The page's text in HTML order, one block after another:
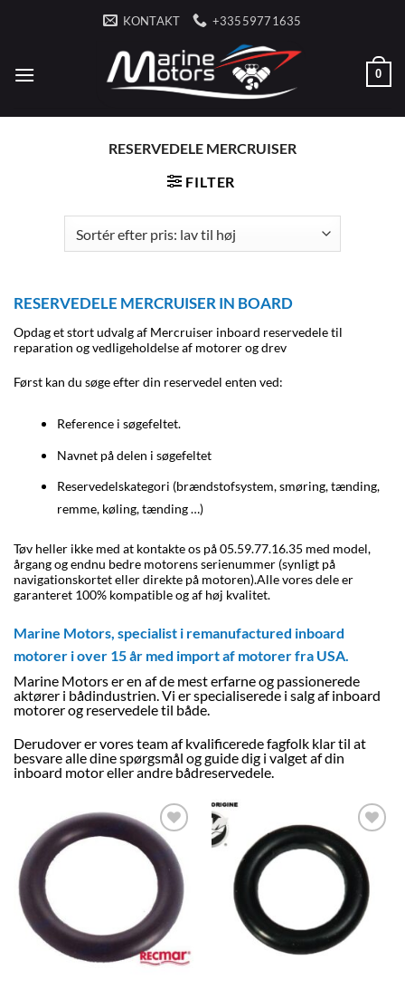
KONTAKT +33559771635
0
RESERVEDELE MERCRUISER
FILTER
RESERVEDELE MERCRUISER IN BOARD
Opdag et stort udvalg af Mercruiser inboard reservedele til
reparation og vedligeholdelse af motorer og drev
Først kan du søge efter din reservedel enten ved:
Reference i søgefeltet.
Navnet på delen i søgefeltet
Reservedelskategori (brændstofsystem, smøring, tænding,
remme, køling, tænding …)
Tøv heller ikke med at kontakte os på 05.59.77.16.35 med model,
årgang og endnu bedre motorens serienummer (synligt på
navigationskortet eller direkte på motoren).Alle vores deleer
garanteret 100% kompatible og af høj kvalitet.
Marine Motors, specialist i remanufactured inboard
motorer i over 15 år med import af motorer fra USA.
Marine Motors er en af de mest erfarne og passionerede
aktører i bådindustrien. Vi er specialiserede i salg af inboard
motorer og reservedele til både.
Derudover er vores team af kvalificerede fagfolk klar til at
besvare alle dine spørgsmål og guide dig i valget af din
inboard motor eller andre bådreservedele.
AJOUTER
À LA
LISTE
D’ENVIES
AJOUTER
À LA
LISTE
D’ENVIES